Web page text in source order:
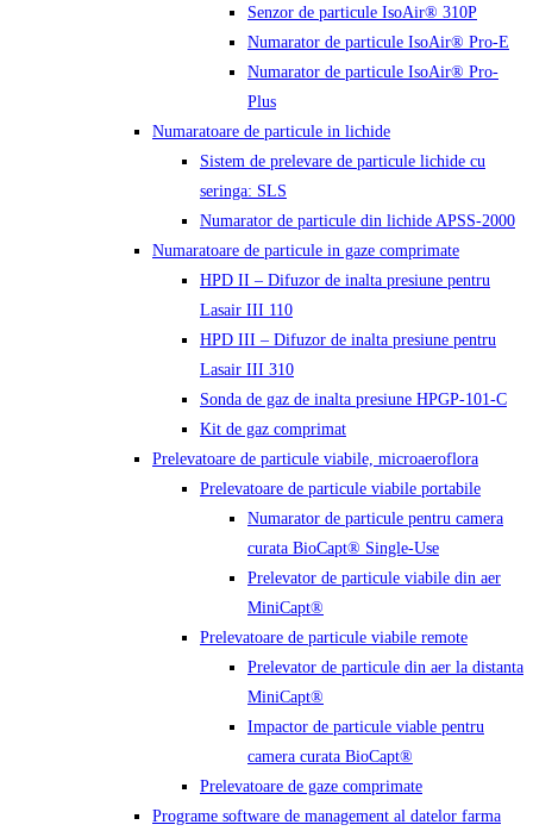
Senzor de particule IsoAir® 310P
Numarator de particule IsoAir® Pro-E
Numarator de particule IsoAir® Pro-
Plus
Numaratoare de particule in lichide
Sistem de prelevare de particule lichide cu
seringa: SLS
Numarator de particule din lichide APSS-2000
Numaratoare de particule in gaze comprimate
HPD II – Difuzor de inalta presiune pentru
Lasair III 110
HPD III – Difuzor de inalta presiune pentru
Lasair III 310
Sonda de gaz de inalta presiune HPGP-101-C
Kit de gaz comprimat
Prelevatoare de particule viabile, microaeroflora
Prelevatoare de particule viabile portabile
Numarator de particule pentru camera
curata BioCapt® Single-Use
Prelevator de particule viabile din aer
MiniCapt®
Prelevatoare de particule viabile remote
Prelevator de particule din aer la distanta
MiniCapt®
Impactor de particule viable pentru
camera curata BioCapt®
Prelevatoare de gaze comprimate
Programe software de management al datelor farma